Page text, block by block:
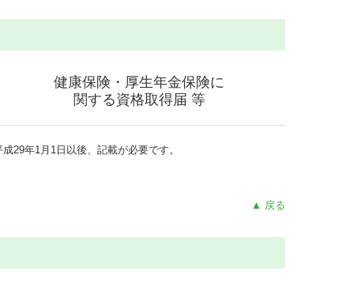
健康保険・厚生年金保険に
関する資格取得届 等
成29年1月1日以後、記載が必要です。
▲ 戻る